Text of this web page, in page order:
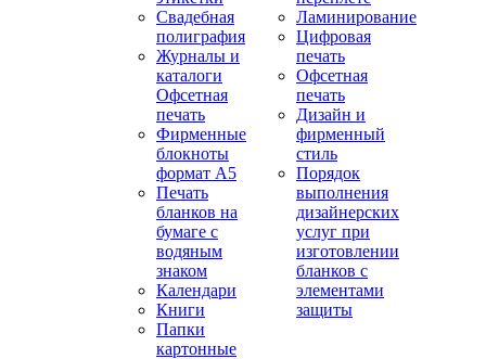
Свадебная
полиграфия
Журналы и
каталоги
Офсетная
печать
Фирменные
блокноты
формат А5
Печать
бланков на
бумаге с
водяным
знаком
Календари
Книги
Папки
картонные
Ламинирование
Цифровая
печать
Офсетная
печать
Дизайн и
фирменный
стиль
Порядок
выполнения
дизайнерских
услуг при
изготовлении
бланков с
элементами
защиты